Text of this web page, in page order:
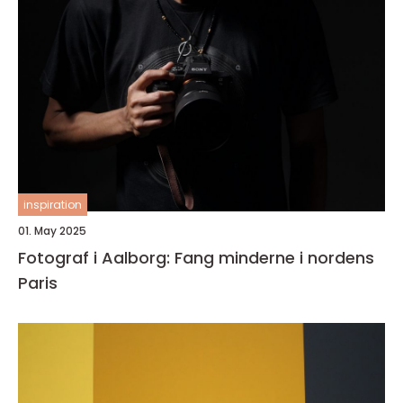
inspiration
01. May 2025
Fotograf i Aalborg: Fang minderne i nordens
Paris